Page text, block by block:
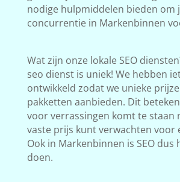
nodige hulpmiddelen bieden om
concurrentie in Markenbinnen
Wat zijn onze lokale SEO
seo dienst is uniek! We hebben
ontwikkeld zodat we unieke
pakketten aanbieden. Dit
voor verrassingen komt te staan
vaste prijs kunt verwachten voor
Ook in Markenbinnen is SEO dus
doen.